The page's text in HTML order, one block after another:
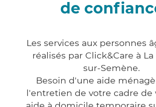
de
Les services aux personnes
réalisés par Click&Care à La
sur-Semène.
Besoin d'une aide
l'entretien de votre cadre de